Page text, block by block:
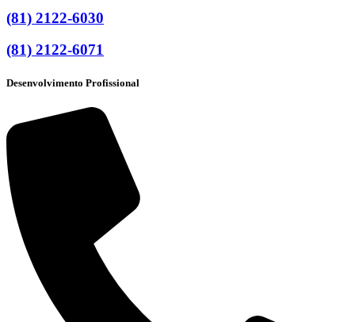
(81) 2122-6030
(81) 2122-6071
Desenvolvimento Profissional